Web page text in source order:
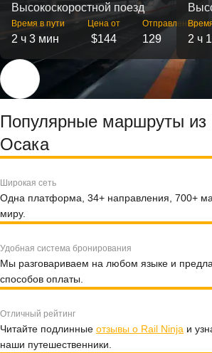
Высокоскоростной поезд
Время в пути
2 ч 3 мин
Цена от
$144
Отправлений
129 2 ч
Популярные маршруты из
Осака
Широкая сеть
Одна платформа, 34+ направления, 700+
миру.
Удобная система бронирования
Мы разговариваем на любом языке и
способов оплаты.
Отличный рейтинг
Читайте подлинные отзывы о Rail Ninja и
наши путешественники.